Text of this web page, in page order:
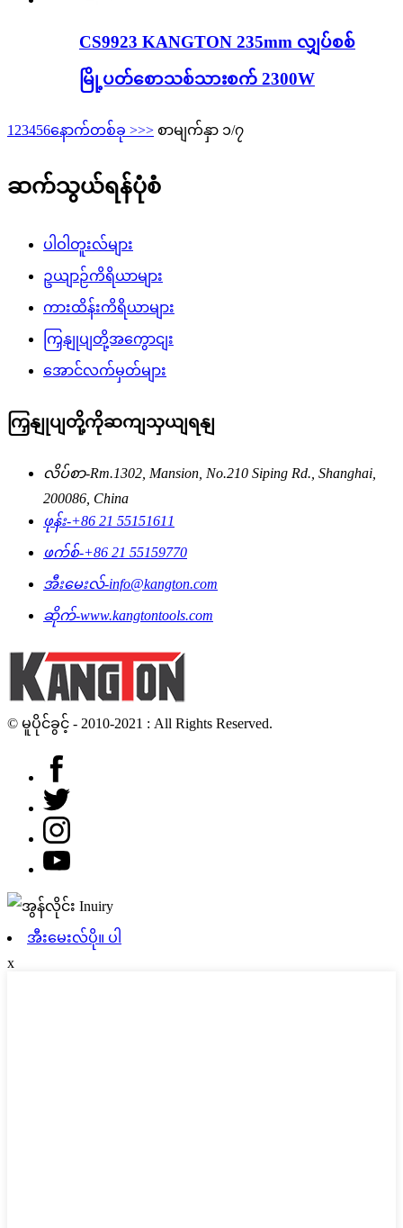
CS9923 KANGTON 235mm လျှပ်စစ်
မြို့ပတ်စောသစ်သားစက် 2300W
1 23456နောက်တစ်ခု >>> စာမျက်နှာ ၁/၇
ဆက်သွယ်ရန်ပုံစံ
ပါဝါတူးလ်များ
ဥယျာဉ်ကိရိယာများ
ကားထိန်းကိရိယာများ
ကြှနျုပျတို့အကွောငျး
အောင်လက်မှတ်များ
ကြှနျုပျတို့ကိုဆကျသှယျရနျ
လိပ်စာ-Rm.1302, Mansion, No.210 Siping Rd., Shanghai,
200086, China
ဖုန်း-+86 21 55151611
ဖက်စ်-+86 21 55159770
အီးမေးလ်-info@kangton.com
ဆိုက်-www.kangtontools.com
© မူပိုင်ခွင့် - 2010-2021 : All Rights Reserved.
အီးမေးလ်ပို။ ပါ
x